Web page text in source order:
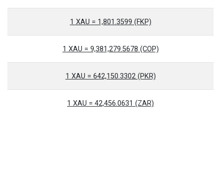
1 XAU = 1,801.3599 (FKP)
1 XAU = 9,381,279.5678 (COP)
1 XAU = 642,150.3302 (PKR)
1 XAU = 42,456.0631 (ZAR)